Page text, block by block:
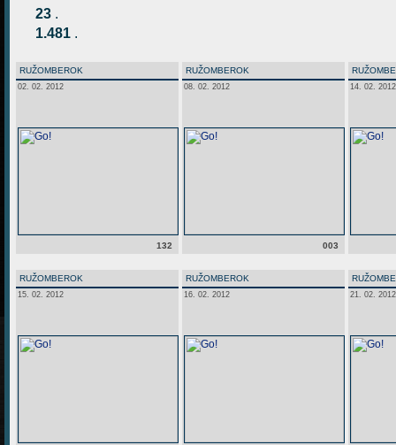
23 .
1.481 .
RUŽOMBEROK
02. 02. 2012
132
RUŽOMBEROK
08. 02. 2012
003
14. 02. 2012
RUŽOMBEROK
15. 02. 2012
RUŽOMBEROK
16. 02. 2012 21. 02. 2012